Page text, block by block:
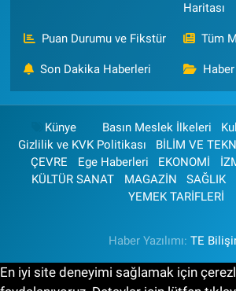
Haritası
Puan Durumu ve Fikstür Tüm
Son Dakika Haberleri
Künye Basın Meslek İlkeleri
Gizlilik ve KVK Politikası
BİLİM VE
ÇEVRE
Ege Haberleri EKONOMİ
KÜLTÜR SANAT
MAGAZİN SAĞLIK
YEMEK TARİFLERİ
Haber Yazılımı: TE
En iyi site deneyimi sağlamak için